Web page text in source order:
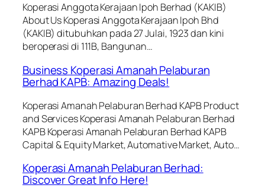
Koperasi Anggota Kerajaan Ipoh Berhad (KAKIB)
About Us Koperasi Anggota Kerajaan Ipoh Bhd
(KAKIB) ditubuhkan pada 27 Julai, 1923 dan kini
beroperasi di 111B, Bangunan…
Business Koperasi Amanah Pelaburan
Berhad KAPB: Amazing Deals!
Koperasi Amanah Pelaburan Berhad KAPB Product
and Services Koperasi Amanah Pelaburan Berhad
KAPB Koperasi Amanah Pelaburan Berhad KAPB
Capital & Equity Market, Automative Market, Auto…
Koperasi Amanah Pelaburan Berhad:
Discover Great Info Here!